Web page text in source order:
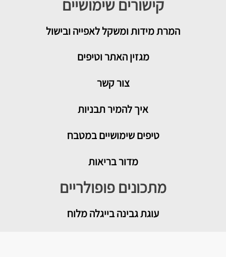
קישורים שימושיים
המרת מידות ומשקל לאפייה ובישול
מגזין האתר וטיפים
צור קשר
איך להמיר תבניות
טיפים שימושיים במטבח
מדור בריאות
מתכונים פופולריים
עוגת גבינה בייגלה מלוח